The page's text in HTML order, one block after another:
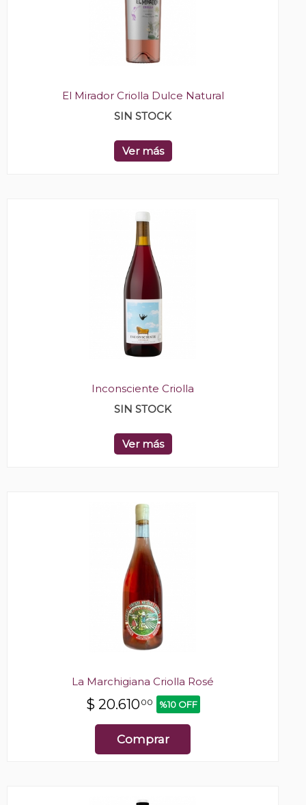
El Mirador Criolla Dulce Natural
SIN STOCK
Ver más
Inconsciente Criolla
SIN STOCK
Ver más
La Marchigiana Criolla Rosé
$ 20.61000 %10 OFF
Comprar